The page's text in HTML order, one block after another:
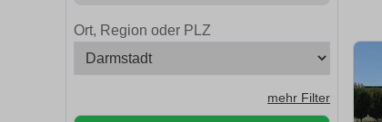
Ort, Region oder PLZ
mehr Filter